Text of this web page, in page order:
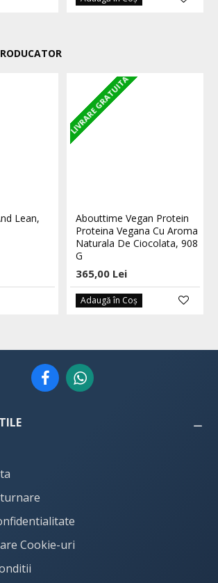
Lean,
LIVRARE GRATUITA
Abouttime Vegan Protein
Proteina Vegana Cu Aroma
Naturala De Ciocolata, 908
G
365,00 Lei
Adaugă în Coş
Cookie-uri